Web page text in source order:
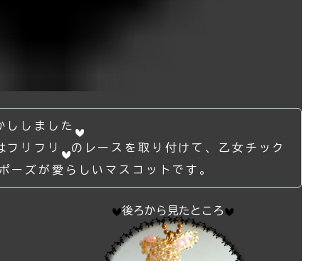
ししました
フリフリ
のレースを取り付けて、乙女チック
ーズが愛らしいマスコットです。
後ろから見たところ